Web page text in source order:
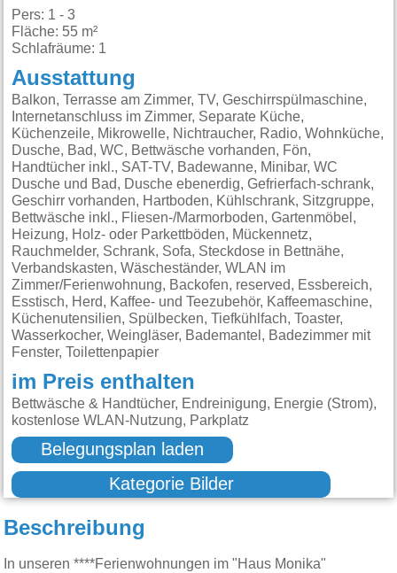
Pers: 1 - 3
Fläche: 55 m²
Schlafräume: 1
Ausstattung
Balkon, Terrasse am Zimmer, TV, Geschirrspülmaschine, Internetanschluss im Zimmer, Separate Küche, Küchenzeile, Mikrowelle, Nichtraucher, Radio, Wohnküche, Dusche, Bad, WC, Bettwäsche vorhanden, Fön, Handtücher inkl., SAT-TV, Badewanne, Minibar, WC Dusche und Bad, Dusche ebenerdig, Gefrierfach-schrank, Geschirr vorhanden, Hartboden, Kühlschrank, Sitzgruppe, Bettwäsche inkl., Fliesen-/Marmorboden, Gartenmöbel, Heizung, Holz- oder Parkettböden, Mückennetz, Rauchmelder, Schrank, Sofa, Steckdose in Bettnähe, Verbandskasten, Wäscheständer, WLAN im Zimmer/Ferienwohnung, Backofen, reserved, Essbereich, Esstisch, Herd, Kaffee- und Teezubehör, Kaffeemaschine, Küchenutensilien, Spülbecken, Tiefkühlfach, Toaster, Wasserkocher, Weingläser, Bademantel,
im Preis enthalten
Bettwäsche & Handtücher, Endreinigung, Energie (Strom),
kostenlose WLAN-Nutzung, Parkplatz
Belegungsplan laden
Kategorie Bilder
Beschreibung
In unseren ****Ferienwohnungen im "Haus Monika"